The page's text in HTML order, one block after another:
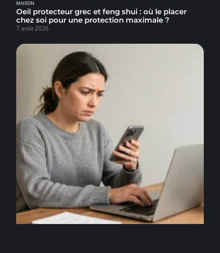
MAISON
Oeil protecteur grec et feng shui : où le placer
chez soi pour une protection maximale ?
7 août 2026